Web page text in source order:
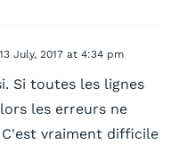
13 July, 2017 at 4:34 pm
Si toutes les lignes
les erreurs ne
C'est vraiment difficile